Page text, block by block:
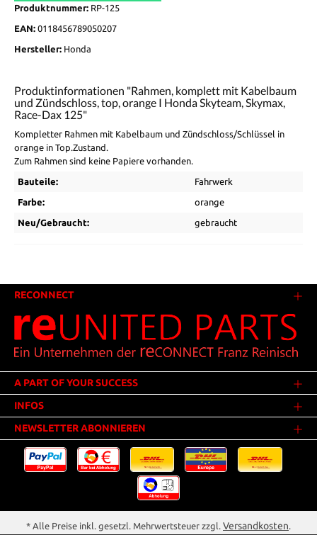
Produktnummer: RP-125
EAN: 0118456789050207
Hersteller: Honda
Produktinformationen "Rahmen, komplett mit Kabelbaum
und Zündschloss, top, orange I Honda Skyteam, Skymax,
Race-Dax 125"
Kompletter Rahmen mit Kabelbaum und Zündschloss/Schlüssel in
orange in Top.Zustand.
Zum Rahmen sind keine Papiere vorhanden.
Bauteile: Fahrwerk
Farbe: orange
Neu/Gebraucht: gebraucht
RECONNECT
A PART OF YOUR SUCCESS
INFOS
NEWSLETTER ABONNIEREN
* Alle Preise inkl. gesetzl. Mehrwertsteuer zzgl. Versandkosten.